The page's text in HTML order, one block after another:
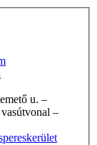
–